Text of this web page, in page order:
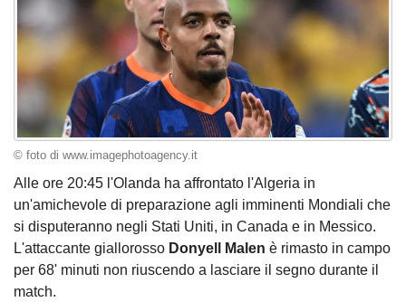
© foto di www.imagephotoagency.it
Alle ore 20:45 l'Olanda ha affrontato l'Algeria in
un'amichevole di preparazione agli imminenti Mondiali che
si disputeranno negli Stati Uniti, in Canada e in Messico.
L'attaccante giallorosso Donyell Malen è rimasto in campo
per 68' minuti non riuscendo a lasciare il segno durante il
match.